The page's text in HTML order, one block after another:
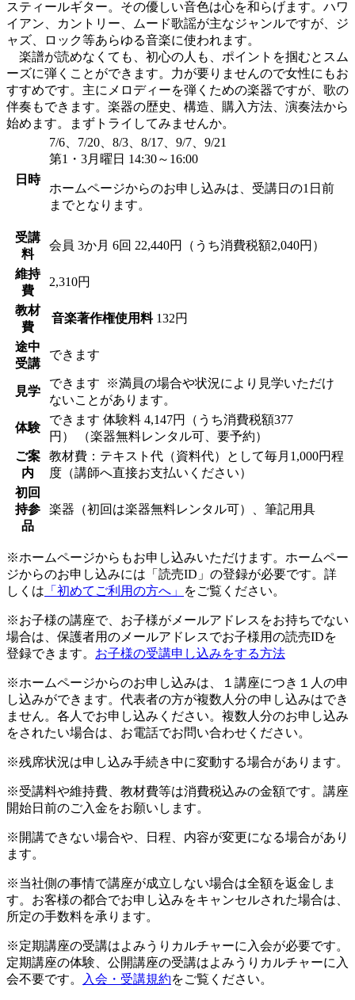
スティールギター。その優しい音色は心を和らげます。ハワ
イアン、カントリー、ムード歌謡が主なジャンルですが、ジ
ャズ、ロック等あらゆる音楽に使われます。
楽譜が読めなくても、初心の人も、ポイントを掴むとスム
ーズに弾くことができます。力が要りませんので女性にもお
すすめです。主にメロディーを弾くための楽器ですが、歌の
伴奏もできます。楽器の歴史、構造、購入方法、演奏法から
始めます。まずトライしてみませんか。
日時
7/6、7/20、8/3、8/17、9/7、9/21
第1・3月曜日 14:30～16:00
ホームページからのお申し込みは、受講日の1日前
までとなります。
受講
料
会員 3か月 6回 22,440円（うち消費税額2,040円）
維持
費
2,310円
教材
費
音楽著作権使用料 132円
途中
受講
できます
見学
できます
※満員の場合や状況により見学いただけ
ないことがあります。
体験
できます 体験料 4,147円（うち消費税額377
円）
（楽器無料レンタル可、要予約）
ご案
内
教材費：テキスト代（資料代）として毎月1,000円程
度（講師へ直接お支払いください）
初回
持参
品
楽器（初回は楽器無料レンタル可）、筆記用具
※ホームページからもお申し込みいただけます。ホームペー
ジからのお申し込みには「読売ID」の登録が必要です。詳
しくは 「初めてご利用の方へ」 をご覧ください。
※お子様の講座で、お子様がメールアドレスをお持ちでない
場合は、保護者用のメールアドレスでお子様用の読売IDを
登録できます。 お子様の受講申し込みをする方法
※ホームページからのお申し込みは、１講座につき１人の申
し込みができます。代表者の方が複数人分の申し込みはでき
ません。各人でお申し込みください。複数人分のお申し込み
をされたい場合は、お電話でお問い合わせください。
※残席状況は申し込み手続き中に変動する場合があります。
※受講料や維持費、教材費等は消費税込みの金額です。講座
開始日前のご入金をお願いします。
※開講できない場合や、日程、内容が変更になる場合があり
ます。
※当社側の事情で講座が成立しない場合は全額を返金しま
す。お客様の都合でお申し込みをキャンセルされた場合は、
所定の手数料を承ります。
※定期講座の受講はよみうりカルチャーに入会が必要です。
定期講座の体験、公開講座の受講はよみうりカルチャーに入
会不要です。
入会・受講規約をご覧ください。